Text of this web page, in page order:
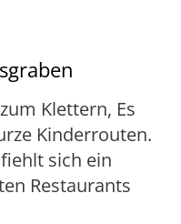
en
Klettern, Es
Kinderrouten.
sich ein
Restaurants